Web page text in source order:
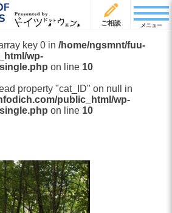
ご相談 メニュー
key 0 in/home/ngsmnt/fuu-
wp-
on line 10
property "cat_ID" on null in
public_html/wp-
on line 10